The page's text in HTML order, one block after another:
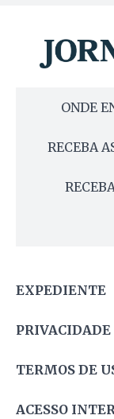
ONDE
RECEBA
EXPEDIENTE
PRIVACIDADE
TERMOS DE
ACESSO